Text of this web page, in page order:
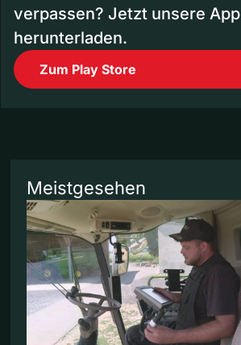
verpassen? Jetzt unsere App
herunterladen.
Zum Play Store
Meistgesehen